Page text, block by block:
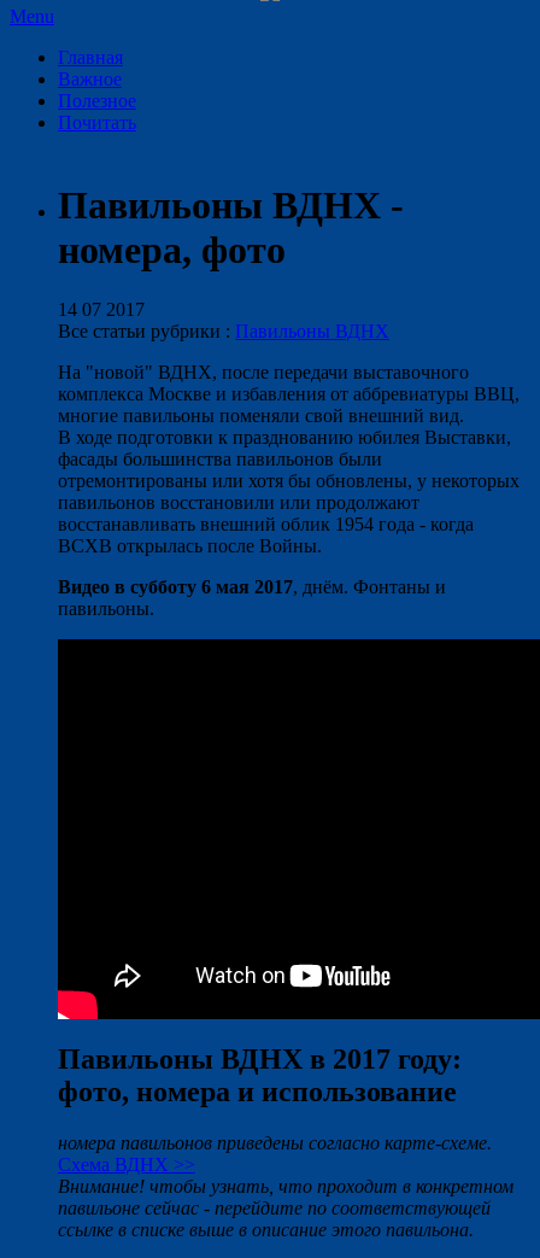
Menu
Главная
Важное
Полезное
Почитать
Павильоны ВДНХ -
номера, фото
14 07 2017
Все статьи рубрики : Павильоны ВДНХ
На "новой" ВДНХ, после передачи выставочного
комплекса Москве и избавления от аббревиатуры ВВЦ,
многие павильоны поменяли свой внешний вид.
В ходе подготовки к празднованию юбилея Выставки,
фасады большинства павильонов были
отремонтированы или хотя бы обновлены, у некоторых
павильонов восстановили или продолжают
восстанавливать внешний облик 1954 года - когда
ВСХВ открылась после Войны.
Видео в субботу 6 мая 2017, днём. Фонтаны и
павильоны.
Павильоны ВДНХ в 2017 году:
фото, номера и использование
номера павильонов приведены согласно карте-схеме.
Схема ВДНХ >>
Внимание! чтобы узнать, что проходит в конкретном
павильоне сейчас - перейдите по соответствующей
ссылке в списке выше в описание этого павильона.